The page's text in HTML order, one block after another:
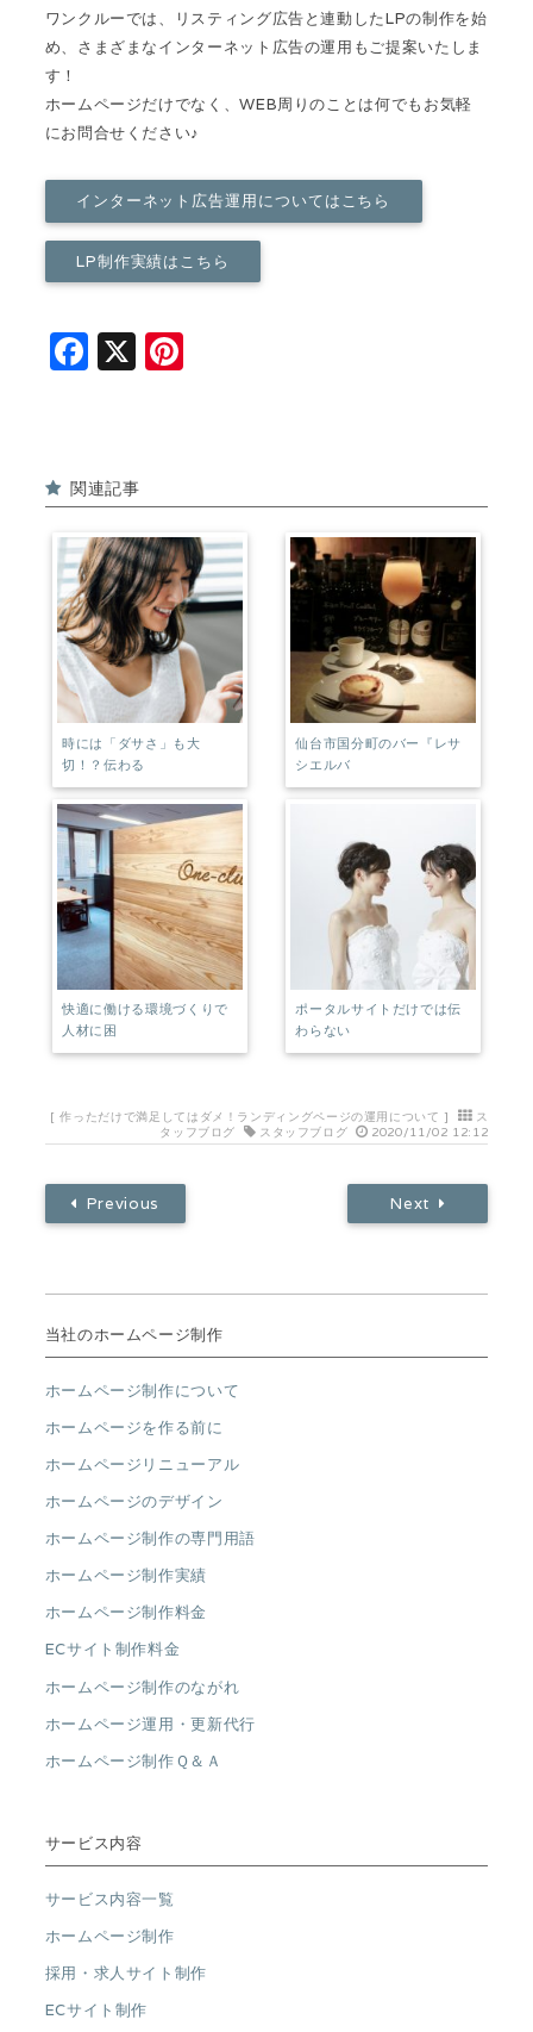
ワンクルーでは、リスティング広告と連動したLPの制作を始
め、さまざまなインターネット広告の運用もご提案いたしま
す！
ホームページだけでなく、WEB周りのことは何でもお気軽
にお問合せください♪
インターネット広告運用についてはこちら
LP制作実績はこちら
F
b
o
o
k
X Pi
r
e
st
関連記事
時には「ダサさ」も大
切！？伝わる
仙台市国分町のバー『レサ
シエルバ
快適に働ける環境づくりで
人材に困
ポータルサイトだけでは伝
わらない
[作っただけで満足してはダメ！ランディングページの運用について ]
ス
タッフブログ
スタッフブログ 2020/11/02 12:12
Previous Next
当社のホームページ制作
ホームページ制作について
ホームページを作る前に
ホームページリニューアル
ホームページのデザイン
ホームページ制作の専門用語
ホームページ制作実績
ホームページ制作料金
ECサイト制作料金
ホームページ制作のながれ
ホームページ運用・更新代行
ホームページ制作Ｑ＆Ａ
サービス内容
サービス内容一覧
ホームページ制作
採用・求人サイト制作
ECサイト制作